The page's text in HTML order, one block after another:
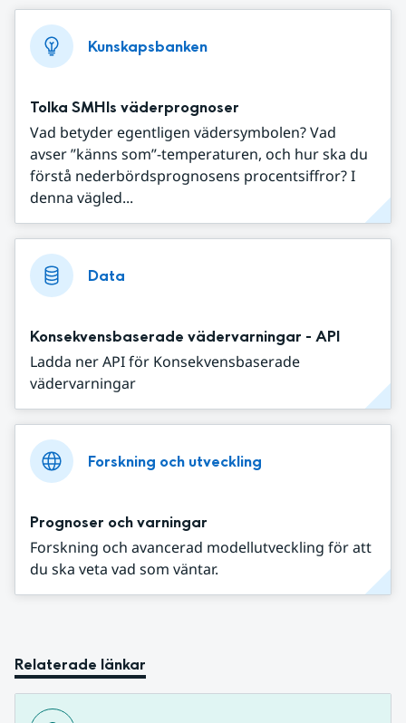
Kunskapsbanken
Tolka SMHIs väderprognoser
Vad betyder egentligen vädersymbolen? Vad
avser ”känns som”-temperaturen, och hur ska du
förstå nederbördsprognosens procentsiffror? I
denna vägled...
Data
Konsekvensbaserade vädervarningar - API
Ladda ner API för Konsekvensbaserade
vädervarningar
Forskning och utveckling
Prognoser och varningar
Forskning och avancerad modellutveckling för att
du ska veta vad som väntar.
Relaterade länkar